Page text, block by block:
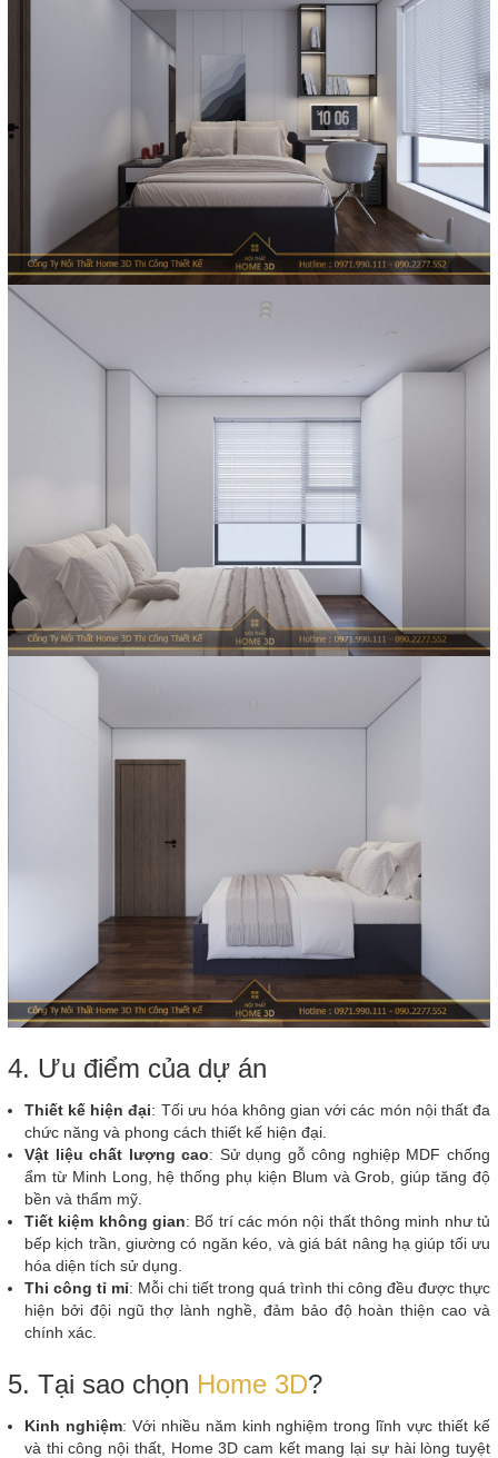
4. Ưu điểm của dự án
Thiết kế hiện đại: Tối ưu hóa không gian với các món nội thất đa
chức năng và phong cách thiết kế hiện đại.
Vật liệu chất lượng cao: Sử dụng gỗ công nghiệp MDF chống
ẩm từ Minh Long, hệ thống phụ kiện Blum và Grob, giúp tăng độ
bền và thẩm mỹ.
Tiết kiệm không gian: Bố trí các món nội thất thông minh như tủ
bếp kịch trần, giường có ngăn kéo, và giá bát nâng hạ giúp tối ưu
hóa diện tích sử dụng.
Thi công tỉ mỉ: Mỗi chi tiết trong quá trình thi công đều được thực
hiện bởi đội ngũ thợ lành nghề, đảm bảo độ hoàn thiện cao và
chính xác.
5. Tại sao chọn Home 3D?
Kinh nghiệm: Với nhiều năm kinh nghiệm trong lĩnh vực thiết kế
và thi công nội thất, Home 3D cam kết mang lại sự hài lòng tuyệt